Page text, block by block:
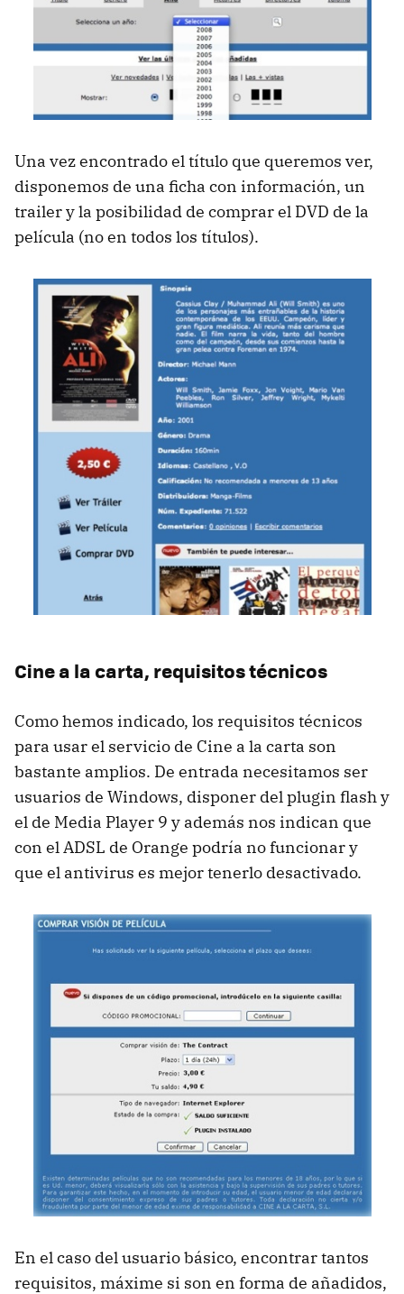
Una vez encontrado el título que queremos ver,
disponemos de una ficha con información, un
trailer y la posibilidad de comprar el DVD de la
película (no en todos los títulos).
Cine a la carta, requisitos técnicos
Como hemos indicado, los requisitos técnicos
para usar el servicio de Cine a la carta son
bastante amplios. De entrada necesitamos ser
usuarios de Windows, disponer del plugin flash y
el de Media Player 9 y además nos indican que
con elADSL de Orange podría no funcionar y
que el antivirus es mejor tenerlo desactivado.
En el caso del usuario básico, encontrar tantos
requisitos, máxime si son en forma de añadidos,